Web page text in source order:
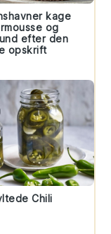
kage
og
efter den
opskrift
Chili